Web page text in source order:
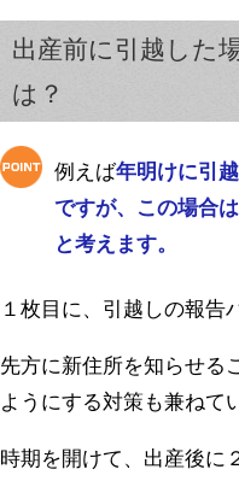
出産前に引越した
は？
例えば年明けに引
ですが、この場合
と考えます。
１枚目に、引越しの報告
先方に新住所を知らせる
ようにする対策も兼ねて
時期を開けて、出産後に